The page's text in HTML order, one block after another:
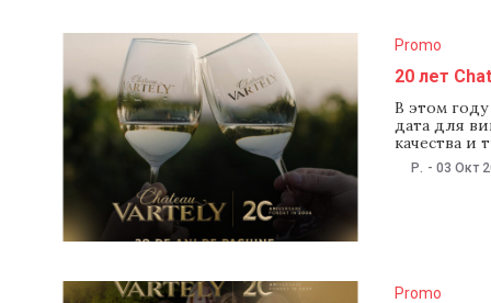
Promo
20 лет
В этом
дата для
качества и
году,
инновации
Р. - 03 Окт
Promo